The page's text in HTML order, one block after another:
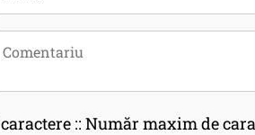
caractere :: Număr maxim de